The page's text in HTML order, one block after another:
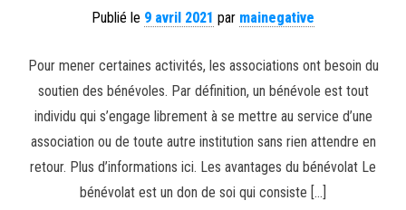
Publié le 9 avril 2021 par mainegative
Pour mener certaines activités, les associations ont besoin du
soutien des bénévoles. Par définition, un bénévole est tout
individu qui s’engage librement à se mettre au service d’une
association ou de toute autre institution sans rien attendre en
retour. Plus d’informations ici. Les avantages du bénévolat Le
bénévolat est un don de soi qui consiste […]